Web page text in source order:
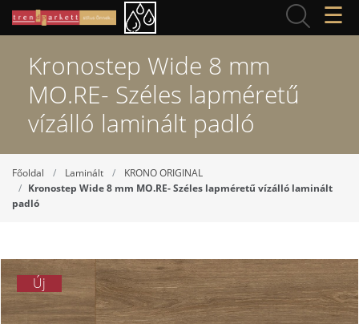
☰
Kronostep Wide 8 mm
MO.RE- Széles lapméretű
vízálló laminált padló
Főoldal Laminált
KRONO ORIGINAL
Kronostep Wide 8 mm MO.RE- Széles lapméretű vízálló laminált
padló
Új